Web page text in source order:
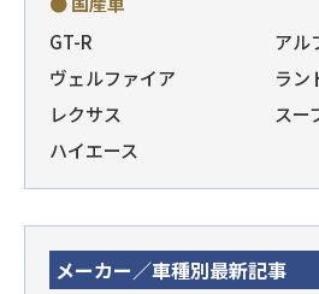
GT-R
アル
ヴェルファイア
ラン
レクサス
スー
ハイエース
メーカー／車種別最新記事